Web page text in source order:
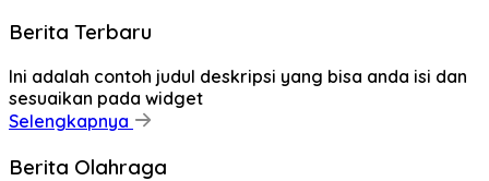
Berita Terbaru
Ini adalah contoh judul deskripsi yang bisa anda isi dan
sesuaikan pada widget
Selengkapnya
Berita Olahraga